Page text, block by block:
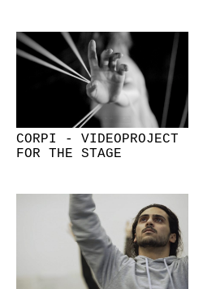
CORPI - VIDEOPROJECT
FOR THE STAGE